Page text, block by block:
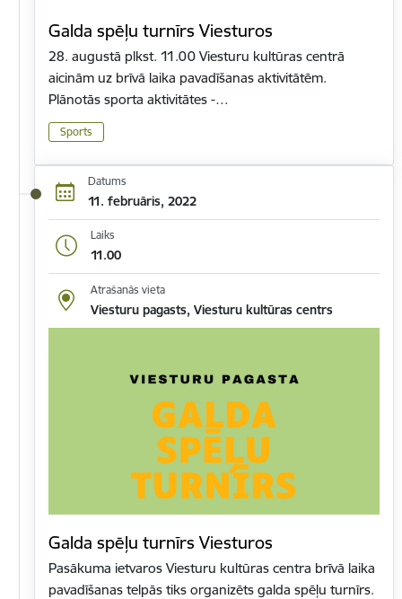
Galda spēļu turnīrs Viesturos
28. augustā plkst. 11.00 Viesturu kultūras centrā
aicinām uz brīvā laika pavadīšanas aktivitātēm.
Plānotās sporta aktivitātes -…
Sports
Datums
11. februāris, 2022
Laiks
11.00
Atrašanās vieta
Viesturu pagasts, Viesturu kultūras centrs
Galda spēļu turnīrs Viesturos
Pasākuma ietvaros Viesturu kultūras centra brīvā laika
pavadīšanas telpās tiks organizēts galda spēļu turnīrs.